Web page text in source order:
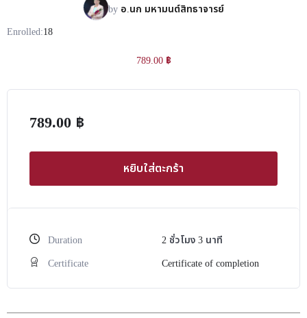
by อ.นก มหามนต์สิทธาจารย์
Enrolled:18
789.00 ฿
789.00 ฿
หยิบใส่ตะกร้า
Duration 2ชั่วโมง3 นาที
Certificate
Certificate of completion